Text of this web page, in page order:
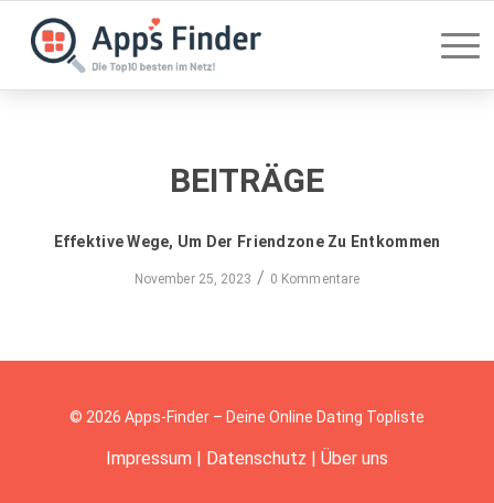
BEITRÄGE
Effektive Wege, Um Der Friendzone Zu Entkommen
November 25, 2023 / 0 Kommentare
© 2026 Apps-Finder – Deine Online Dating Topliste
Impressum | Datenschutz | Über uns